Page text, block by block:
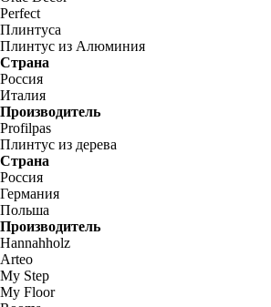
Perfect
Плинтуса
Плинтус из Алюминия
Страна
Россия
Италия
Производитель
Profilpas
Плинтус из дерева
Страна
Россия
Германия
Польша
Производитель
Hannahholz
Arteo
My Step
My Floor